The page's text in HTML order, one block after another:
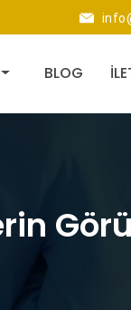
BLOG